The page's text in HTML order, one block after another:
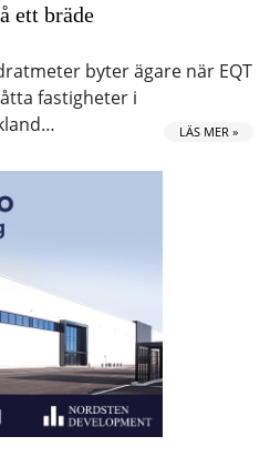
ett bräde
byter ägare när EQT
fastigheter i
LÄS MER »